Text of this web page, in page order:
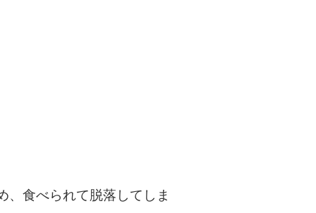
、食べられて脱落してしま